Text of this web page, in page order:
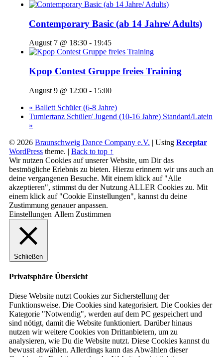
Contemporary Basic (ab 14 Jahre/ Adults)
August 7 @ 18:30 - 19:45
Kpop Contest Gruppe freies Training
August 9 @ 12:00 - 15:00
« Ballett Schüler (6-8 Jahre)
Turniertanz Schüler/ Jugend (10-16 Jahre) Standard/Latein
»
© 2026 Braunschweig Dance Company e.V. | Using Receptar
WordPress theme. | Back to top ↑
Wir nutzen Cookies auf unserer Website, um Dir das
bestmögliche Erlebnis zu bieten. Hierzu erinnern wir uns auch an
deine vergangenen Besuche. Mit einem klick auf "Alle
akzeptieren", stimmst du der Nutzung ALLER Cookies zu. Mit
einem klick auf "Cookie Einstellungen", kannst du deine
Zustimmung genauer anpassen.
Einstellungen Allem Zustimmen
Schließen
Privatsphäre Übersicht
Diese Website nutzt Cookies zur Sicherstellung der
Funktionsweise. Die Cookies sind kategorisiert. Die Cookies der
Kategorie "Notwendig", werden auf dem PC gespeichert und
sind nötigt, damit die Website funktioniert. Darüber hinaus
nutzen wir weitere Cookies von Drittanbietern, um zu
analysieren, wie Du die Website nutzt. Diese Cookies kannst du
bewusst abwählen. Allerdings kann das Abwählen dieser